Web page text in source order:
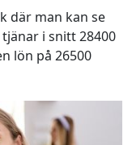
där man kan se
tjänar i snitt 28400
lön på 26500